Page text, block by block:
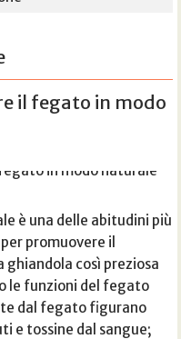
il fegato in modo
è una delle abitudini più
promuovere il
così preziosa
le funzioni del fegato
dal fegato figurano
e tossine dal sangue;